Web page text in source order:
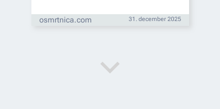
osmrtnica.com 31. december 2025